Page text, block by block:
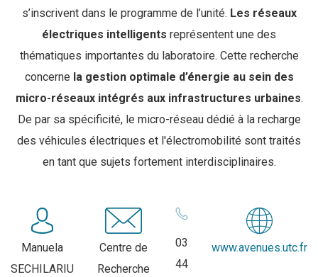
s’inscrivent dans le programme de l’unité. Les réseaux
électriques intelligents représentent une des
thématiques importantes du laboratoire. Cette recherche
concerne la gestion optimale d’énergie au sein des
micro-réseaux intégrés aux infrastructures urbaines.
De par sa spécificité, le micro-réseau dédié à la recharge
des véhicules électriques et l'électromobilité sont traités
en tant que sujets fortement interdisciplinaires.
Manuela
SECHILARIU
Centre de
Recherche
03
44
www.avenues.utc.fr